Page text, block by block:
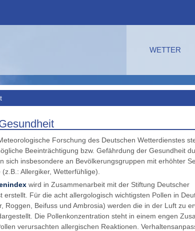
WETTER
Forschung des Deutschen Wetterdienstes
Beeinträchtigung bzw. Gefährdung der Gesundheit
sich insbesondere an Bevölkerungsgruppen mit erhöhter
Allergiker, Wetterfühlige).
wird in Zusammenarbeit mit der Stiftung Deutscher
erstellt. Für die acht allergologisch wichtigsten Pollen in
Roggen, Beifuss und Ambrosia) werden die in der Luft zu
Die Pollenkonzentration steht in einem engen
verursachten allergischen Reaktionen.